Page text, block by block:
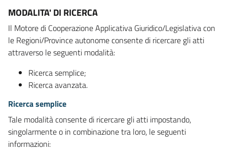
MODALITA' DI RICERCA
Il Motore di Cooperazione Applicativa Giuridico/Legislativa con
le Regioni/Province autonome consente di ricercare gli atti
attraverso le seguenti modalità:
Ricerca semplice;
Ricerca avanzata.
Ricerca semplice
Tale modalità consente di ricercare gli atti impostando,
singolarmente o in combinazione tra loro, le seguenti
informazioni: